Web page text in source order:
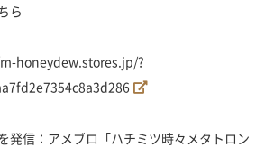
ら
honeydew.stores.jp/?
発信：アメブロ「ハチミツ時々メタトロン